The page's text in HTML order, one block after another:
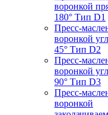
воронкой
180° Тип D1
Пресс-
воронкой
45° Тип D2
Пресс-
воронкой
90° Тип D3
Пресс-
воронкой